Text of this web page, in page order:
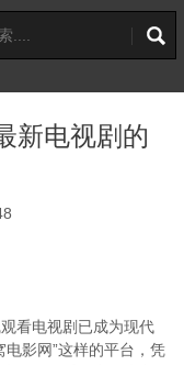
新电视剧的
看电视剧已成为现代
电影网”这样的平台，凭